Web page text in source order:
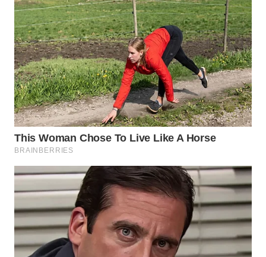
PAKPAK
WN
KARAWANG
WN
BEKASI
WN
BOGOR
WN
DEPOK
WN
TAPANULI
UTARA